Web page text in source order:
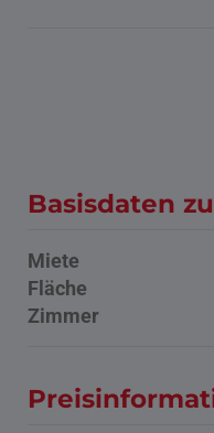
Basisdaten
Miete
Fläche
Zimmer